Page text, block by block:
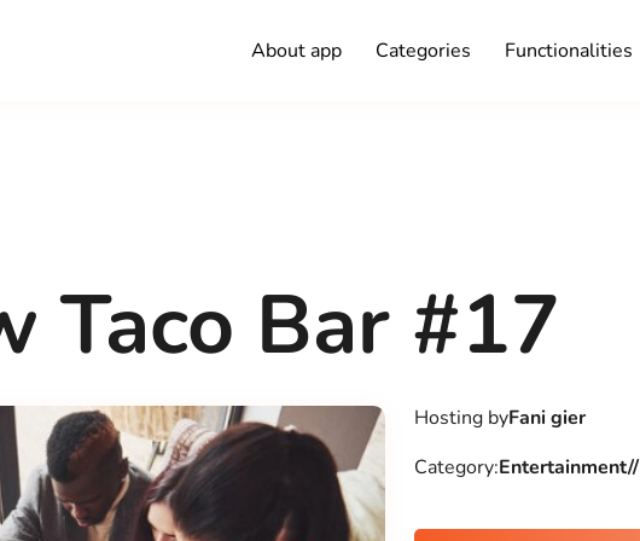
About app Categories Functionalities
Taco Bar #17
Hosting byFani gier
Category:Entertainment//